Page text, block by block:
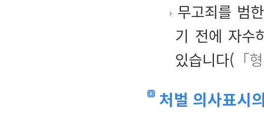
무고죄를 범
기 전에 자수
있습니다( 「
처벌 의사표시